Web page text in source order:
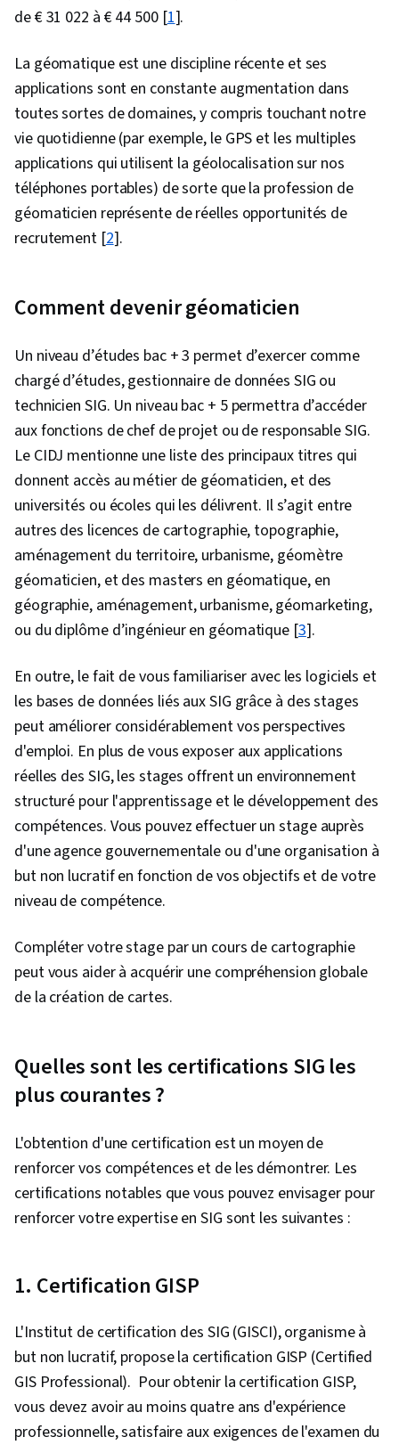
de € 31 022 à € 44 500 [1].
La géomatique est une discipline récente et ses
applications sont en constante augmentation dans
toutes sortes de domaines, y compris touchant notre
vie quotidienne (par exemple, le GPS et les multiples
applications qui utilisent la géolocalisation sur nos
téléphones portables) de sorte que la profession de
géomaticien représente de réelles opportunités de
recrutement [2].
Comment devenir géomaticien
Un niveau d’études bac + 3 permet d’exercer comme
chargé d’études, gestionnaire de données SIG ou
technicien SIG. Un niveau bac + 5 permettra d’accéder
aux fonctions de chef de projet ou de responsable SIG.
Le CIDJ mentionne une liste des principaux titres qui
donnent accès au métier de géomaticien, et des
universités ou écoles qui les délivrent. Il s’agit entre
autres des licences de cartographie, topographie,
aménagement du territoire, urbanisme, géomètre
géomaticien, et des masters en géomatique, en
géographie, aménagement, urbanisme, géomarketing,
ou du diplôme d’ingénieur en géomatique [3].
En outre, le fait de vous familiariser avec les logiciels et
les bases de données liés aux SIG grâce à des stages
peut améliorer considérablement vos perspectives
d'emploi. En plus de vous exposer aux applications
réelles des SIG, les stages offrent un environnement
structuré pour l'apprentissage et le développement des
compétences. Vous pouvez effectuer un stage auprès
d'une agence gouvernementale ou d'une organisation à
but non lucratif en fonction de vos objectifs et de votre
niveau de compétence.
Compléter votre stage par un cours de cartographie
peut vous aider à acquérir une compréhension globale
de la création de cartes.
Quelles sont les certifications SIG les
plus courantes ?
L'obtention d'une certification est un moyen de
renforcer vos compétences et de les démontrer. Les
certifications notables que vous pouvez envisager pour
renforcer votre expertise en SIG sont les suivantes :
1. Certification GISP
L'Institut de certification des SIG (GISCI), organisme à
but non lucratif, propose la certification GISP (Certified
GIS Professional). Pour obtenir la certification GISP,
vous devez avoir au moins quatre ans d'expérience
professionnelle, satisfaire aux exigences de l'examen du